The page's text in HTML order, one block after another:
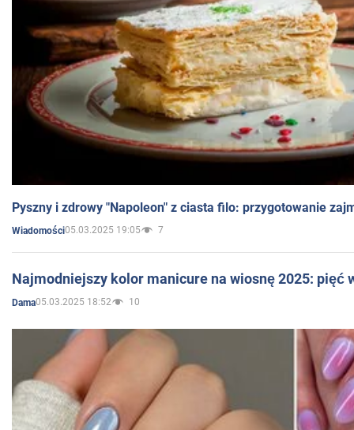
Pyszny i zdrowy "Napoleon" z ciasta filo: przygotowanie
Wiadomości05.03.2025 19:05 7
Najmodniejszy kolor manicure na wiosnę 2025: pięć
Dama05.03.2025 18:52 10